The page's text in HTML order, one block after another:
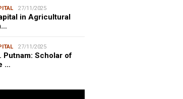
27/11/2025
in Agricultural
27/11/2025
Putnam: Scholar of
…